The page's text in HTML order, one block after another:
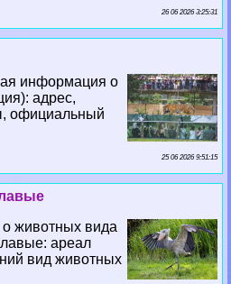
26 06 2026 3:25:31
информация о
адрес,
официальный
25 06 2026 9:51:15
животных вида
ареал
вид животных